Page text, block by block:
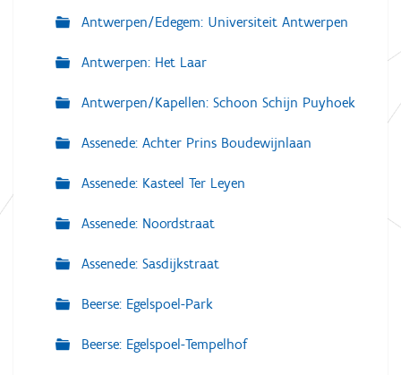
Antwerpen/Edegem: Universiteit Antwerpen
Antwerpen: Het Laar
Antwerpen/Kapellen: Schoon Schijn Puyhoek
Assenede: Achter Prins Boudewijnlaan
Assenede: Kasteel Ter Leyen
Assenede: Noordstraat
Assenede: Sasdijkstraat
Beerse: Egelspoel-Park
Beerse: Egelspoel-Tempelhof